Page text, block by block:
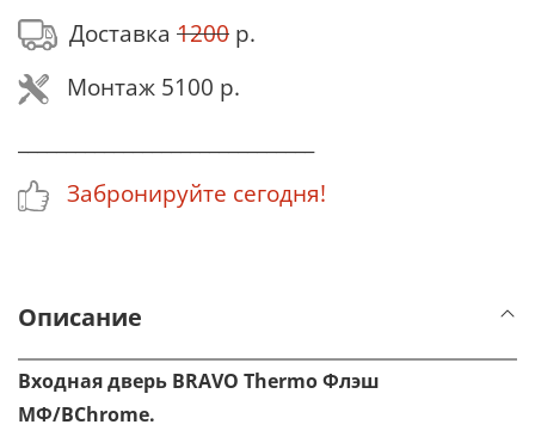
Доставка 1200 р.
Монтаж 5100 р.
Забронируйте сегодня!
Описание
Входная дверь BRAVO ThermoФлэш
МФ/BChrome.